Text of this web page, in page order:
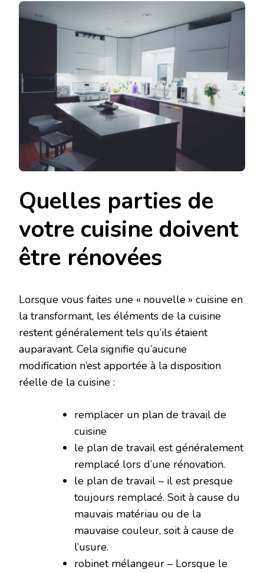
Quelles parties de
votre cuisine doivent
être rénovées
Lorsque vous faites une « nouvelle » cuisine en
la transformant, les éléments de la cuisine
restent généralement tels qu’ils étaient
auparavant. Cela signifie qu’aucune
modification n’est apportée à la disposition
réelle de la cuisine :
remplacer un plan de travail de
cuisine
le plan de travail est généralement
remplacé lors d’une rénovation.
le plan de travail – il est presque
toujours remplacé. Soit à cause du
mauvais matériau ou de la
mauvaise couleur, soit à cause de
l’usure.
robinet mélangeur – Lorsque le